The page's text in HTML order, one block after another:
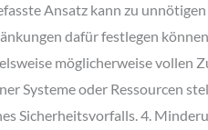
Ansatz kann zu
dafür festlegen
möglicherweise vollen
Systeme oder Ressourcen
Sicherheitsvorfalls. 4.